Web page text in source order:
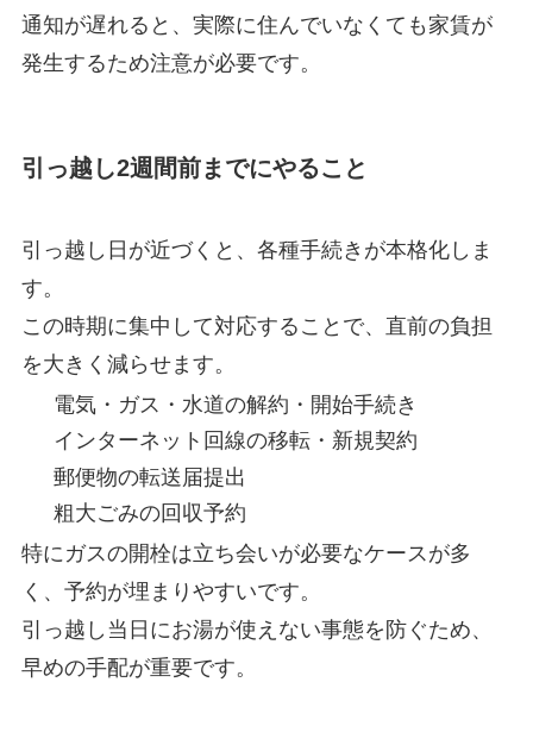
通知が遅れると、実際に住んでいなくても家賃が
発生するため注意が必要です。
引っ越し2週間前までにやること
引っ越し日が近づくと、各種手続きが本格化しま
す。
この時期に集中して対応することで、直前の負担
を大きく減らせます。
電気・ガス・水道の解約・開始手続き
インターネット回線の移転・新規契約
郵便物の転送届提出
粗大ごみの回収予約
特にガスの開栓は立ち会いが必要なケースが多
く、予約が埋まりやすいです。
引っ越し当日にお湯が使えない事態を防ぐため、
早めの手配が重要です。